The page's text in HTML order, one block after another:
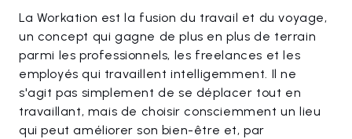
La Workation est la fusion du travail et du voyage,
un concept qui gagne de plus en plus de terrain
parmi les professionnels, les freelances et les
employés qui travaillent intelligemment. Il ne
s'agit pas simplement de se déplacer tout en
travaillant, mais de choisir consciemment un lieu
qui peut améliorer son bien-être et, par